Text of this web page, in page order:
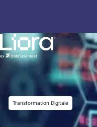
contenu
Transformation Digitale